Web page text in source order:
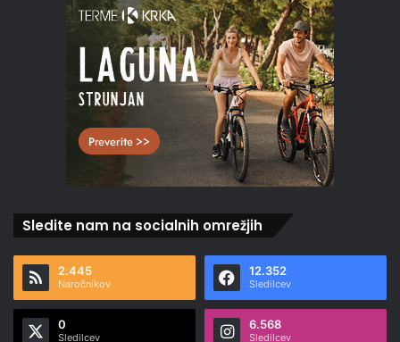
Sledite nam na socialnih omrežjih
2.445
Naročnikov
12.352
Sledilcev
0
Sledilcev
6.568
Sledilcev